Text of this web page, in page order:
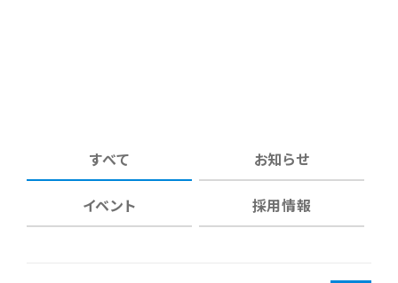
すべて お知らせ
イベント 採用情報